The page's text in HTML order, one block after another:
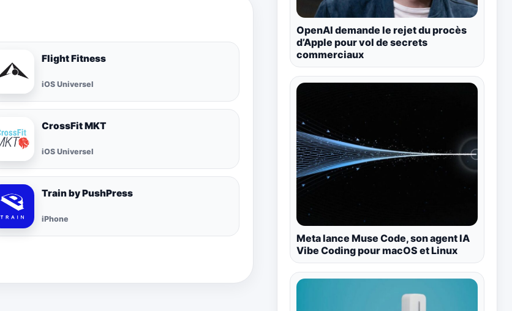
Flight Fitness
iOS Universel
CrossFit MKT
iOS Universel
Train by PushPress
iPhone
OpenAI demande le rejet du procès
d’Apple pour vol de secrets
commerciaux
Meta lance Muse Code, son agent IA
Vibe Coding pour macOS et Linux